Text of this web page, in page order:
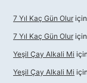
7 Yıl Kaç Gün Olur için
7 Yıl Kaç Gün Olur için
Yeşil Çay Alkali Mi için
Yeşil Çay Alkali Mi için